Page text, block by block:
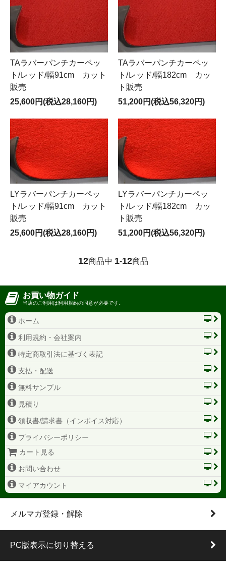
TAラバーパンチカーペッ
ト/レッド/幅91cm カット
販売
25,600円(税込28,160円)
TAラバーパンチカーペッ
ト/レッド/幅182cm カッ
ト販売
51,200円(税込56,320円)
LYラバーパンチカーペッ
ト/レッド/幅91cm カット
販売
25,600円(税込28,160円)
LYラバーパンチカーペッ
ト/レッド/幅182cm カッ
ト販売
51,200円(税込56,320円)
12商品中 1-12商品
お買い物ガイド
当店のご利用は利用規約の同意が必要です。
ホーム
利用規約・会社案内
特定商取引法に基づく表記
支払・配送
無料サンプル
見積り
領収書/請求書（インボイス対応）
プライバシーポリシー
カート見る
お問い合わせ
マイアカウント
メルマガ登録・解除
PC版表示に切り替える